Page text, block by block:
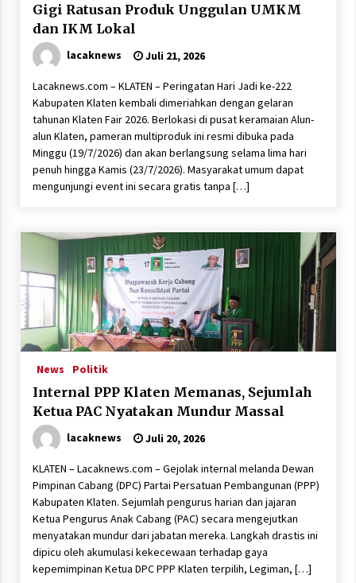
Gigi Ratusan Produk Unggulan UMKM
dan IKM Lokal
lacaknews Juli 21, 2026
Lacaknews.com – KLATEN – Peringatan Hari Jadi ke-222
Kabupaten Klaten kembali dimeriahkan dengan gelaran
tahunan Klaten Fair 2026. Berlokasi di pusat keramaian Alun-
alun Klaten, pameran multiproduk ini resmi dibuka pada
Minggu (19/7/2026) dan akan berlangsung selama lima hari
penuh hingga Kamis (23/7/2026). Masyarakat umum dapat
mengunjungi event ini secara gratis tanpa […]
News Politik
Internal PPP Klaten Memanas, Sejumlah
Ketua PAC Nyatakan Mundur Massal
lacaknews Juli 20, 2026
KLATEN – Lacaknews.com – Gejolak internal melanda Dewan
Pimpinan Cabang (DPC) Partai Persatuan Pembangunan (PPP)
Kabupaten Klaten. Sejumlah pengurus harian dan jajaran
Ketua Pengurus Anak Cabang (PAC) secara mengejutkan
menyatakan mundur dari jabatan mereka. Langkah drastis ini
dipicu oleh akumulasi kekecewaan terhadap gaya
kepemimpinan Ketua DPC PPP Klaten terpilih, Legiman, […]